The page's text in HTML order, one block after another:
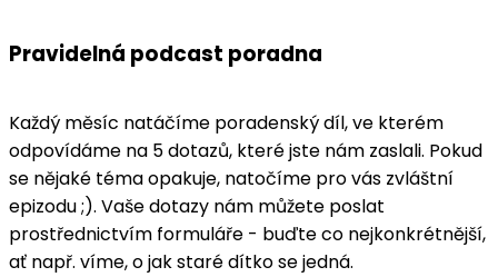
Pravidelná podcast poradna
Každý měsíc natáčíme poradenský díl, ve kterém
odpovídáme na 5 dotazů, které jste nám zaslali. Pokud
se nějaké téma opakuje, natočíme pro vás zvláštní
epizodu ;). Vaše dotazy nám můžete poslat
prostřednictvím formuláře - buďte co nejkonkrétnější,
ať např. víme, o jak staré dítko se jedná.